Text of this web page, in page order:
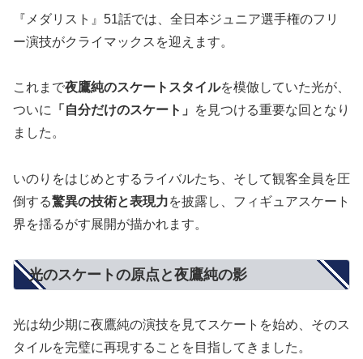
『メダリスト』51話では、全日本ジュニア選手権のフリ
ー演技がクライマックスを迎えます。
これまで夜鷹純のスケートスタイルを模倣していた光が、
ついに
「自分だけのスケート」
を見つける重要な回となり
ました。
いのりをはじめとするライバルたち、そして観客全員を圧
倒する驚異の技術と表現力を披露し、フィギュアスケート
界を揺るがす展開が描かれます。
光のスケートの原点と夜鷹純の影
光は幼少期に夜鷹純の演技を見てスケートを始め、そのス
タイルを完璧に再現することを目指してきました。